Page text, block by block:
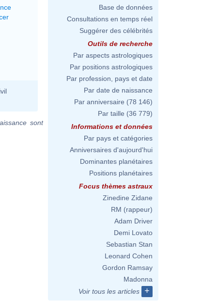
sont
Base de données
Consultations en temps réel
Suggérer des célébrités
Outils de recherche
Par aspects astrologiques
Par positions astrologiques
Par profession, pays et date
Par date de naissance
Par anniversaire (78 146)
Par taille (36 779)
Informations et données
Par pays et catégories
Anniversaires d'aujourd'hui
Dominantes planétaires
Positions planétaires
Focus thèmes astraux
Zinedine Zidane
RM (rappeur)
Adam Driver
Demi Lovato
Sebastian Stan
Leonard Cohen
Gordon Ramsay
Madonna
Voir tous les articles
+